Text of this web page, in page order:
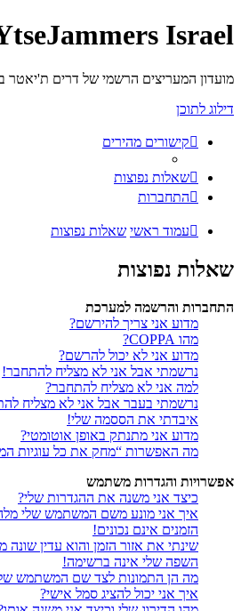
Israel
מועדון המעריצים הרשמי של דרים ת'יאטר
דילוג לתוכן
קישורים מהירים
שאלות נפוצות
התחברות
עמוד ראשי שאלות נפוצות
שאלות נפוצות
התחברות והרשמה למערכת
מדוע אני צריך להירשם?
מהו COPPA?
מדוע אני לא יכול להרשם?
נרשמתי אבל אני לא מצליח להתחבר!
למה אני לא מצליח להתחבר?
נרשמתי בעבר אבל אני לא מצליח
איבדתי את הססמה שלי!
מדוע אני מתנתק באופן אוטומטי?
מה האפשרות “מחק את כל עוגיות
אפשרויות והגדרות משתמש
כיצד אני משנה את ההגדרות שלי?
איך אני מונע משם המשתמש שלי
הזמנים אינם נכונים!
שינתי את אזור הזמן והוא עדין שונה
השפה שלי אינה ברשימה!
מה הן התמונות לצד שם המשתמש
איך אני יכול להציג סמל אישי?